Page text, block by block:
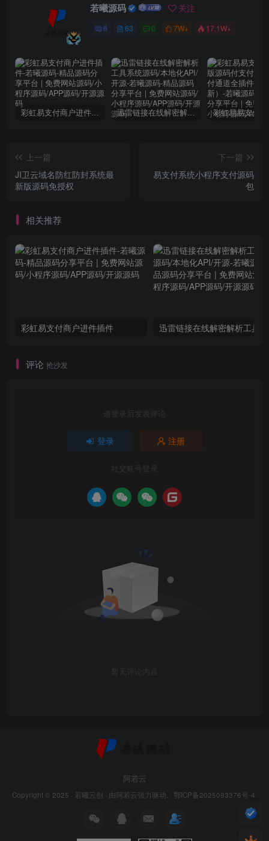
若曦源码 关注
6 63 0 7W+ 17.1W+
彩虹易支付商户进件插件 迅雷链接在线解密解析工具系统源码/本地化API/开源
上一篇
JI卫云域名防红防封系统最
新版源码免授权
下一篇
易支付系统小程序支付源码
包
相关推荐
彩虹易支付商户进件插件
评论 抢沙发
请登录后发表评论
登录 注册
社交账号登录
暂无评论内容
阿若云
Copyright © 2025 · 若曦云创 · 由阿若云强力驱动. · 鄂ICP备2025093376号-4